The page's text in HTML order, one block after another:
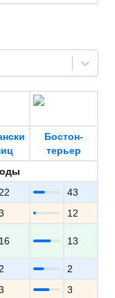
Бостон-
терьер
22
43
12
16 13
2
2
3